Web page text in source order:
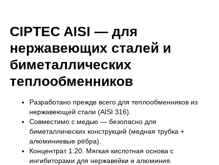
CIPTEC AISI — для
нержавеющих сталей и
биметаллических
теплообменников
Разработано прежде всего для теплообменников из
нержавеющей стали (AISI 316).
Совместимо с медью — безопасно для
биметаллических конструкций (медная трубка +
алюминиевые рёбра).
Концентрат 1:20. Мягкая кислотная основа с
ингибиторами для нержавейки и алюминия.